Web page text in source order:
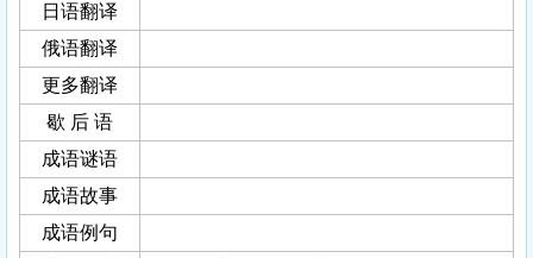
日语翻译
俄语翻译
更多翻译
歇 后 语
成语谜语
成语故事
成语例句